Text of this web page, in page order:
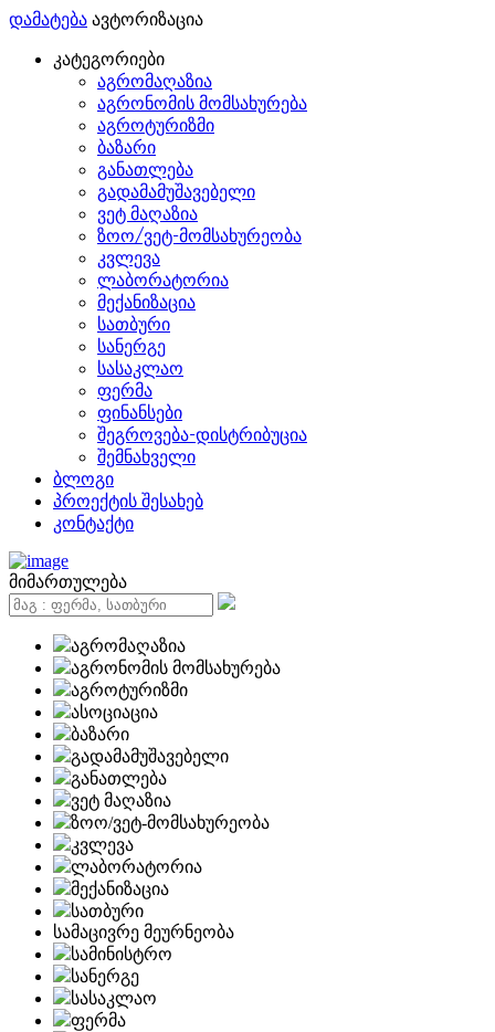
დამატება ავტორიზაცია
კატეგორიები
აგრომაღაზია
აგრონომის მომსახურება
აგროტურიზმი
ბაზარი
განათლება
გადამამუშავებელი
ვეტ მაღაზია
ზოო/ვეტ-მომსახურეობა
კვლევა
ლაბორატორია
მექანიზაცია
სათბური
სანერგე
სასაკლაო
ფერმა
ფინანსები
შეგროვება-დისტრიბუცია
შემნახველი
ბლოგი
პროექტის შესახებ
კონტაქტი
მიმართულება
აგრომაღაზია
აგრონომის მომსახურება
აგროტურიზმი
ასოციაცია
ბაზარი
გადამამუშავებელი
განათლება
ვეტ მაღაზია
ზოო/ვეტ-მომსახურეობა
კვლევა
ლაბორატორია
მექანიზაცია
სათბური
სამაცივრე მეურნეობა
სამინისტრო
სანერგე
სასაკლაო
ფერმა